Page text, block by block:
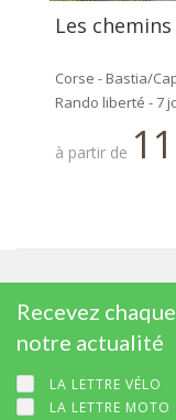
Les
Corse - Bastia/
Rando liberté - 7
à partir de
Recevez
notre actualité
LA LETTRE VÉLO
LA LETTRE MOTO